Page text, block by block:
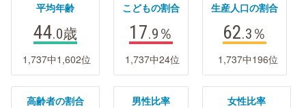
平均年齢
44.0歳
1,737中1,602位
こどもの割合
17.9 ％
1,737中24位
生産人口の割合
62.3 ％
1,737中196位
高齢者の割合 男性比率 女性比率